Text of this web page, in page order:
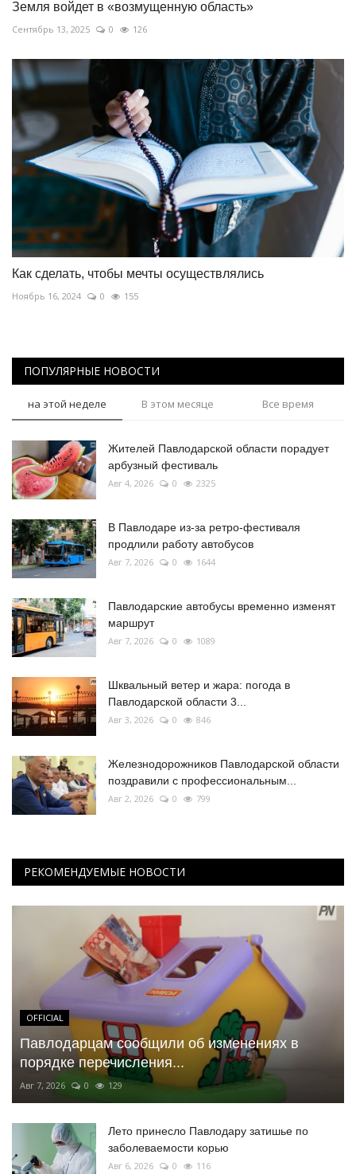
Земля войдет в «возмущенную область»
Сентябрь 13, 2025 0 126
Как сделать, чтобы мечты осуществлялись
Ноябрь 16, 2024 0 155
ПОПУЛЯРНЫЕ НОВОСТИ
на этой неделе В этом месяце Все время
Жителей Павлодарской области порадует
арбузный фестиваль
Авг 4, 2026 0 2325
В Павлодаре из-за ретро-фестиваля
продлили работу автобусов
Авг 7, 2026 0 1644
Павлодарские автобусы временно изменят
маршрут
Авг 7, 2026 0 1089
Шквальный ветер и жара: погода в
Павлодарской области 3...
Авг 3, 2026 0 846
Железнодорожников Павлодарской области
поздравили с профессиональным...
Авг 2, 2026 0 799
РЕКОМЕНДУЕМЫЕ НОВОСТИ
OFFICIAL
Павлодарцам сообщили об изменениях в
порядке перечисления...
Авг 7, 2026 0 129
Лето принесло Павлодару затишье по
заболеваемости корью
Авг 6, 2026 0 116